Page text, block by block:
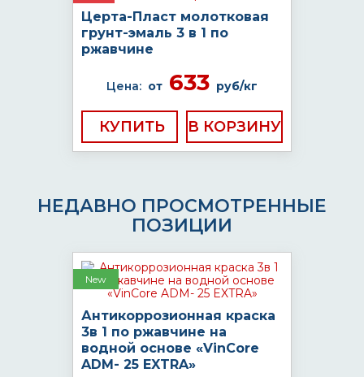
Церта-Пласт молотковая
грунт-эмаль 3 в 1 по
ржавчине
Цена: от 633 руб/кг
КУПИТЬ
НЕДАВНО ПРОСМОТРЕННЫЕ
ПОЗИЦИИ
New
Антикоррозионная краска
3в 1 по ржавчине на
водной основе «VinCore
ADM- 25 EXTRA»